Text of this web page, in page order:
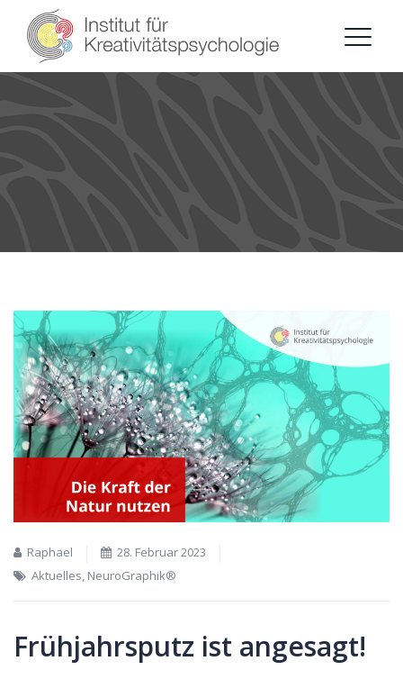
Raphael
28. Februar 2023
Aktuelles, NeuroGraphik®
Frühjahrsputz ist angesagt!